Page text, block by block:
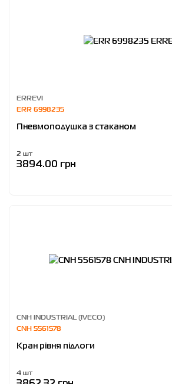
ERREVI
ERR 6998235
Пневмоподушка з стаканом
2 шт
3894.00 грн
CNH INDUSTRIAL (IVECO)
CNH 5561578
Кран рівня підлоги
4 шт